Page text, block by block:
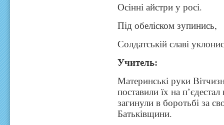
Осінні айстри у росі.
Під обеліском зупинись,
Солдатській славі
Учитель:
Материнські руки
поставили їх на
загинули в боротьбі за
Батьківщини.